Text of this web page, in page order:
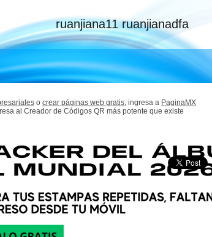
ruanjiana11 ruanjianadfa
o crear páginas web gratis, ingresa a PaginaMX
al Creador de Códigos QR más potente que existe